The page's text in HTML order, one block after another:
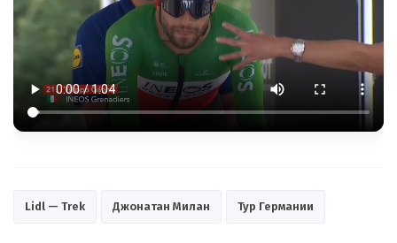
Lidl — Trek Джонатан Милан Тур Германии